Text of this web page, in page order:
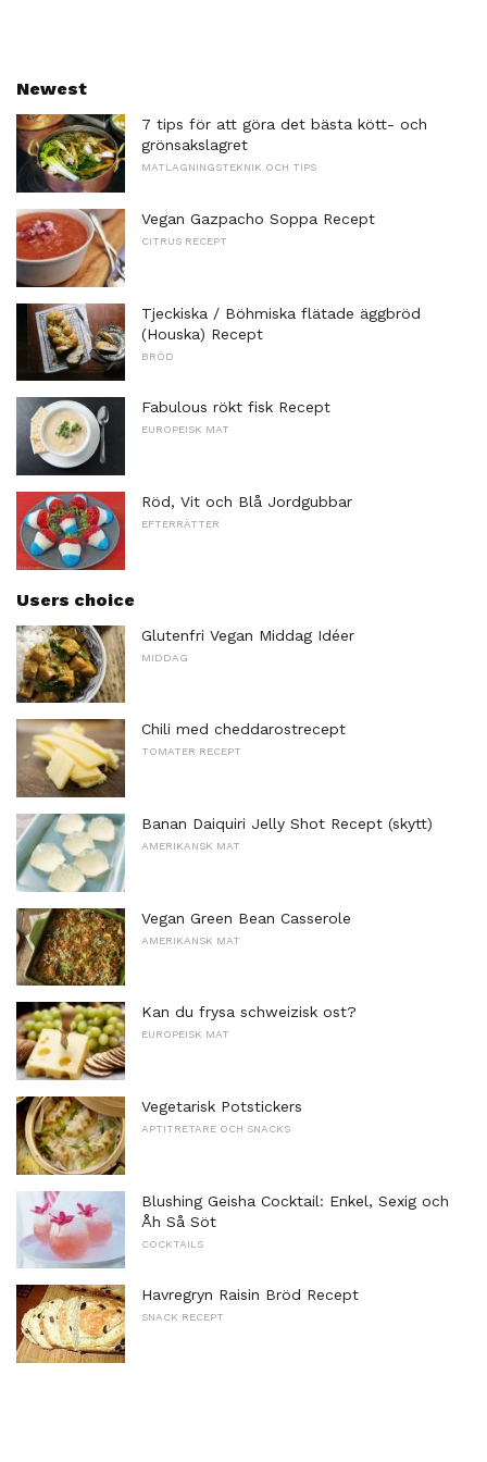
Newest
7 tips för att göra det bästa kött- och
grönsakslagret
MATLAGNINGSTEKNIK OCH TIPS
Vegan Gazpacho Soppa Recept
CITRUS RECEPT
Tjeckiska / Böhmiska flätade äggbröd
(Houska) Recept
BRÖD
Fabulous rökt fisk Recept
EUROPEISK MAT
Röd, Vit och Blå Jordgubbar
EFTERRÄTTER
Users choice
Glutenfri Vegan Middag Idéer
MIDDAG
Chili med cheddarostrecept
TOMATER RECEPT
Banan Daiquiri Jelly Shot Recept (skytt)
AMERIKANSK MAT
Vegan Green Bean Casserole
AMERIKANSK MAT
Kan du frysa schweizisk ost?
EUROPEISK MAT
Vegetarisk Potstickers
APTITRETARE OCH SNACKS
Blushing Geisha Cocktail: Enkel, Sexig och
Åh Så Söt
COCKTAILS
Havregryn Raisin Bröd Recept
SNACK RECEPT